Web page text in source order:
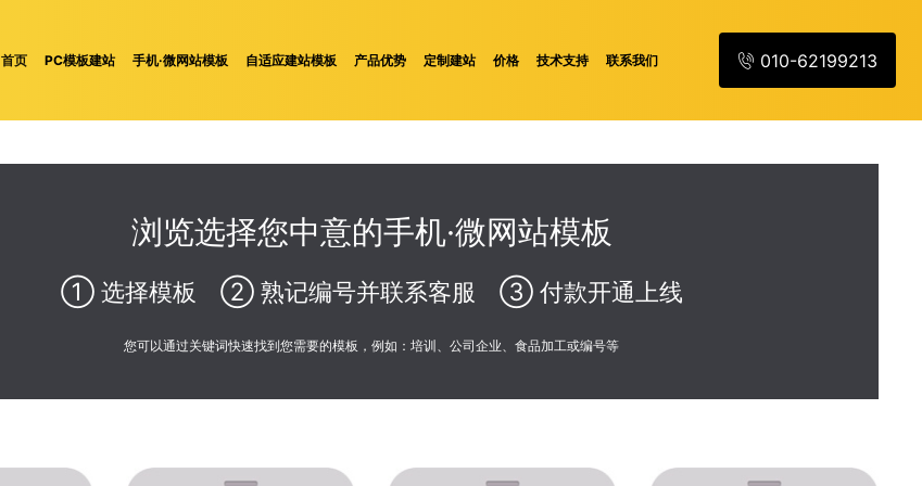
首页 PC模板建站 手机·微网站模板 自适应建站模板 产品优势 定制建站 价格 技术支持 联系我们 010-62199213
浏览选择您中意的手机·微网站模板
① 选择模板 ② 熟记编号并联系客服 ③ 付款开通上线
您可以通过关键词快速找到您需要的模板，例如：培训、公司企业、食品加工或编号等